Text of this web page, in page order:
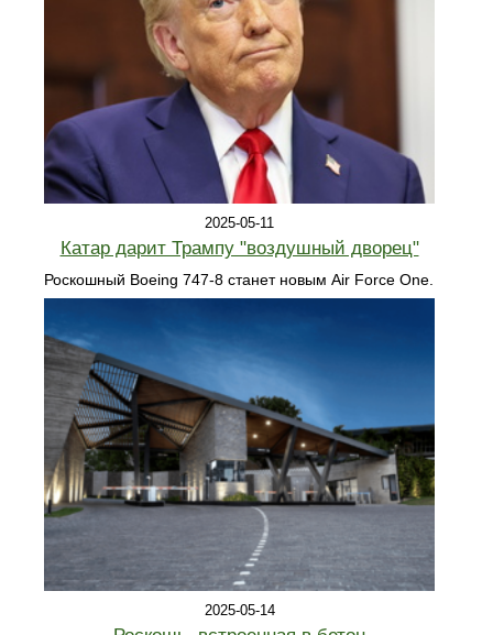
2025-05-11
Катар дарит Трампу "воздушный дворец"
Роскошный Boeing 747-8 станет новым Air Force One.
2025-05-14